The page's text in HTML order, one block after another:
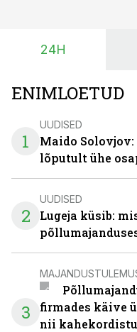
24H
ENIMLOETUD
1
UUDISED
Maido
lõputult ühe
2
UUDISED
Lugeja küsib:
3
firmades käive
nii